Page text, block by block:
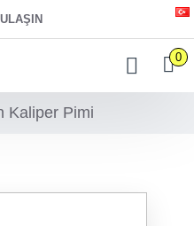
0
Kaliper Pimi